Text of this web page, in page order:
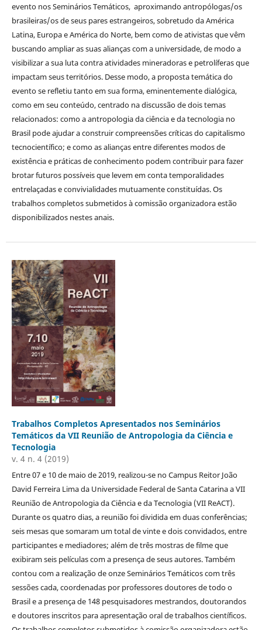
evento nos Seminários Temáticos, aproximando antropólogas/os
brasileiras/os de seus pares estrangeiros, sobretudo da América
Latina, Europa e América do Norte, bem como de ativistas que vêm
buscando ampliar as suas alianças com a universidade, de modo a
visibilizar a sua luta contra atividades mineradoras e petrolíferas que
impactam seus territórios. Desse modo, a proposta temática do
evento se refletiu tanto em sua forma, eminentemente dialógica,
como em seu conteúdo, centrado na discussão de dois temas
relacionados: como a antropologia da ciência e da tecnologia no
Brasil pode ajudar a construir compreensões críticas do capitalismo
tecnocientífico; e como as alianças entre diferentes modos de
existência e práticas de conhecimento podem contribuir para fazer
brotar futuros possíveis que levem em conta temporalidades
entrelaçadas e convivialidades mutuamente constituídas. Os
trabalhos completos submetidos à comissão organizadora estão
disponibilizados nestes anais.
Trabalhos Completos Apresentados nos Seminários
Temáticos da VII Reunião de Antropologia da Ciência e
Tecnologia
v. 4 n. 4 (2019)
Entre 07 e 10 de maio de 2019, realizou-se no Campus Reitor João
David Ferreira Lima da Universidade Federal de Santa Catarina a VII
Reunião de Antropologia da Ciência e da Tecnologia (VII ReACT).
Durante os quatro dias, a reunião foi dividida em duas conferências;
seis mesas que somaram um total de vinte e dois convidados, entre
participantes e mediadores; além de três mostras de filme que
exibiram seis películas com a presença de seus autores. Também
contou com a realização de onze Seminários Temáticos com três
sessões cada, coordenadas por professores doutores de todo o
Brasil e a presença de 148 pesquisadores mestrandos, doutorandos
e doutores inscritos para apresentação oral de trabalhos científicos.